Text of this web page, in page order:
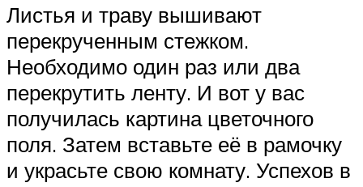
Листья и траву вышивают
перекрученным стежком.
Необходимо один раз или два
перекрутить ленту. И вот у вас
получилась картина цветочного
поля. Затем вставьте её в рамочку
и украсьте свою комнату. Успехов в